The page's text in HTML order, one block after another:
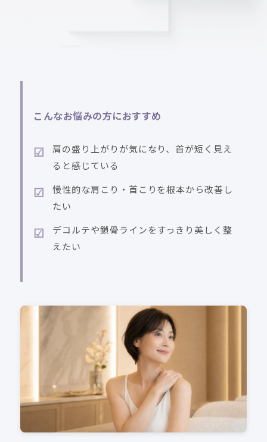
こんなお悩みの方におすすめ
肩の盛り上がりが気になり、首が短く見え
ると感じている
慢性的な肩こり・首こりを根本から改善し
たい
デコルテや鎖骨ラインをすっきり美しく整
えたい